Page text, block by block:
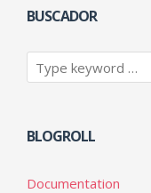
BUSCADOR
BLOGROLL
Documentation